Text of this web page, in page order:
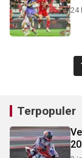
24
Terpopuler